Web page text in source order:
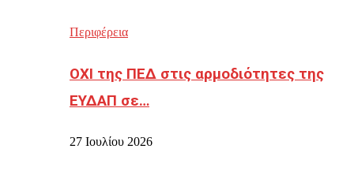
Περιφέρεια
ΟΧΙ της ΠΕΔ στις αρμοδιότητες της
ΕΥΔΑΠ σε…
27 Ιουλίου 2026